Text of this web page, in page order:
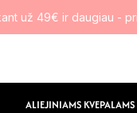
už 49€ ir daugiau -
ALIEJINIAMS KVEPALAMS